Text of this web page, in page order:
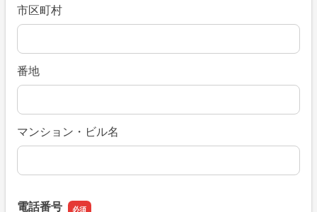
市区町村
番地
マンション・ビル名
電話番号